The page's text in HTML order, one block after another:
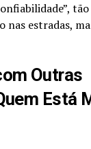
nas estradas,
Outras
Está